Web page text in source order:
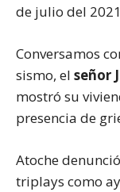
de julio del
Conversamos
sismo, el señor
mostró su
presencia de
Atoche
triplays como